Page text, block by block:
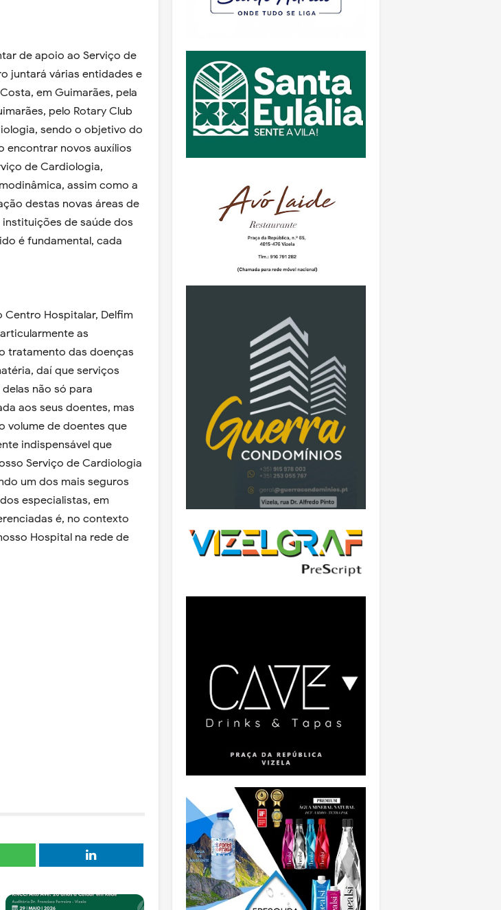
de apoio ao Serviço de
juntará várias entidades e
em Guimarães, pela
pelo Rotary Club
sendo o objetivo do
encontrar novos auxílios
de Cardiologia,
assim como a
destas novas áreas de
de saúde dos
é fundamental, cada
Hospitalar, Delfim
as
tratamento das doenças
daí que serviços
não só para
aos seus doentes, mas
volume de doentes que
indispensável que
Serviço de Cardiologia
um dos mais seguros
especialistas, em
é, no contexto
Hospital na rede de